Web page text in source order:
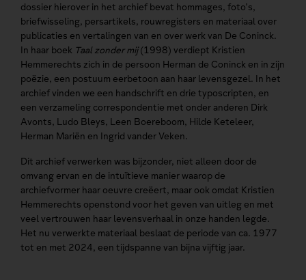
dossier hierover in het archief bevat hommages, foto’s,
briefwisseling, persartikels, rouwregisters en materiaal over
publicaties en vertalingen van en over werk van De Coninck.
In haar boek Taal zonder mij(1998) verdiept Kristien
Hemmerechts zich in de persoon Herman de Coninck en in zijn
poëzie, een postuum eerbetoon aan haar levensgezel. In het
archief vinden we een handschrift en drie typoscripten, en
een verzameling correspondentie met onder anderen Dirk
Avonts, Ludo Bleys, Leen Boereboom, Hilde Keteleer,
Herman Mariën en Ingrid vander Veken.
Dit archief verwerken was bijzonder, niet alleen door de
omvang ervan en de intuïtieve manier waarop de
archiefvormer haar oeuvre creëert, maar ook omdat Kristien
Hemmerechts openstond voor het geven van uitleg en met
veel vertrouwen haar levensverhaal in onze handen legde.
Het nu verwerkte materiaal beslaat de periode van ca. 1977
tot en met 2024, een tijdspanne van bijna vijftig jaar.